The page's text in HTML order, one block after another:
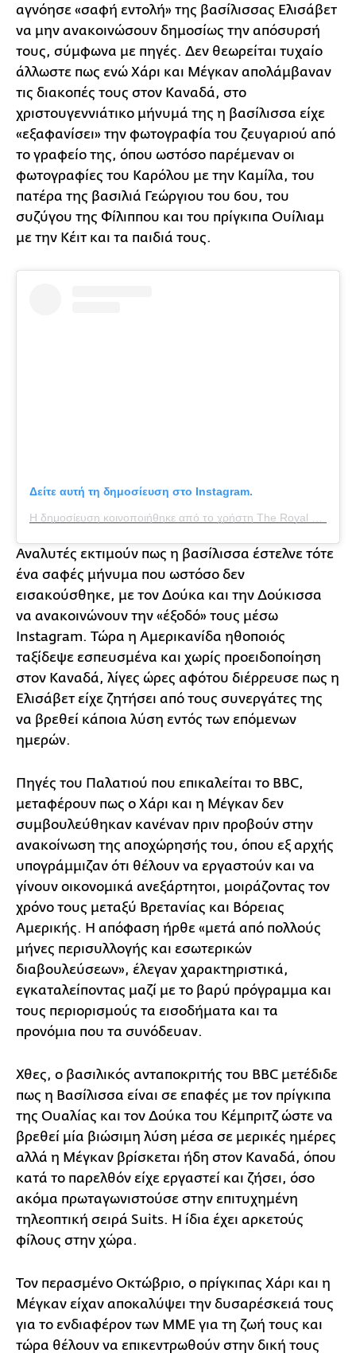
αγνόησε «σαφή εντολή» της βασίλισσας Ελισάβετ
να μην ανακοινώσουν δημοσίως την απόσυρσή
τους, σύμφωνα με πηγές. Δεν θεωρείται τυχαίο
άλλωστε πως ενώ Χάρι και Μέγκαν απολάμβαναν
τις διακοπές τους στον Καναδά, στο
χριστουγεννιάτικο μήνυμά της η βασίλισσα είχε
«εξαφανίσει» την φωτογραφία του ζευγαριού από
το γραφείο της, όπου ωστόσο παρέμεναν οι
φωτογραφίες του Καρόλου με την Καμίλα, του
πατέρα της βασιλιά Γεώργιου του 6ου, του
συζύγου της Φίλιππου και του πρίγκιπα Ουίλιαμ
με την Κέιτ και τα παιδιά τους.
Δείτε αυτή τη δημοσίευση στο Instagram.
Αναλυτές εκτιμούν πως η βασίλισσα έστελνε τότε
ένα σαφές μήνυμα που ωστόσο δεν
εισακούσθηκε, με τον Δούκα και την Δούκισσα
να ανακοινώνουν την «έξοδό» τους μέσω
Instagram. Τώρα η Αμερικανίδα ηθοποιός
ταξίδεψε εσπευσμένα και χωρίς προειδοποίηση
στον Καναδά, λίγες ώρες αφότου διέρρευσε πως η
Ελισάβετ είχε ζητήσει από τους συνεργάτες της
να βρεθεί κάποια λύση εντός των επόμενων
ημερών.
Πηγές του Παλατιού που επικαλείται το BBC,
μεταφέρουν πως ο Χάρι και η Μέγκαν δεν
συμβουλεύθηκαν κανέναν πριν προβούν στην
ανακοίνωση της αποχώρησής του, όπου εξ αρχής
υπογράμμιζαν ότι θέλουν να εργαστούν και να
γίνουν οικονομικά ανεξάρτητοι, μοιράζοντας τον
χρόνο τους μεταξύ Βρετανίας και Βόρειας
Αμερικής. Η απόφαση ήρθε «μετά από πολλούς
μήνες περισυλλογής και εσωτερικών
διαβουλεύσεων», έλεγαν χαρακτηριστικά,
εγκαταλείποντας μαζί με το βαρύ πρόγραμμα και
τους περιορισμούς τα εισοδήματα και τα
προνόμια που τα συνόδευαν.
Χθες, ο βασιλικός ανταποκριτής του BBC μετέδιδε
πως η Βασίλισσα είναι σε επαφές με τον πρίγκιπα
της Ουαλίας και τον Δούκα του Κέμπριτζ ώστε να
βρεθεί μία βιώσιμη λύση μέσα σε μερικές ημέρες
αλλά η Μέγκαν βρίσκεται ήδη στον Καναδά, όπου
κατά το παρελθόν είχε εργαστεί και ζήσει, όσο
ακόμα πρωταγωνιστούσε στην επιτυχημένη
τηλεοπτική σειρά Suits. Η ίδια έχει αρκετούς
φίλους στην χώρα.
Τον περασμένο Οκτώβριο, ο πρίγκιπας Χάρι και η
Μέγκαν είχαν αποκαλύψει την δυσαρέσκειά τους
για το ενδιαφέρον των ΜΜΕ για τη ζωή τους και
τώρα θέλουν να επικεντρωθούν στην δική τους